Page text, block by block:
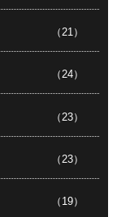
（21）
（24）
（23）
（23）
（19）